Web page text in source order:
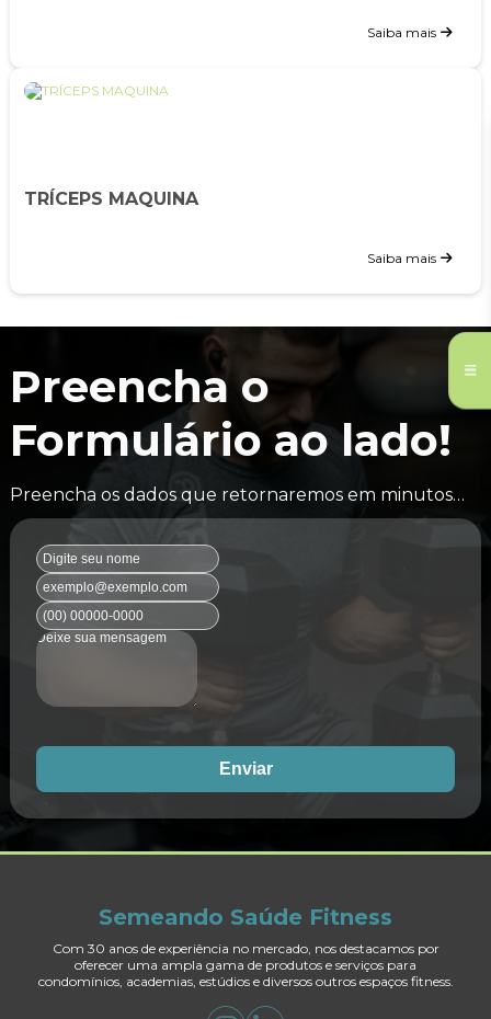
Saiba mais
TRÍCEPS MAQUINA
Saiba mais
Preencha o
Formulário ao lado!
Preencha os dados que retornaremos em minutos…
Enviar
Semeando Saúde Fitness
Com 30 anos de experiência no mercado, nos destacamos por
oferecer uma ampla gama de produtos e serviços para
condomínios, academias, estúdios e diversos outros espaços fitness.